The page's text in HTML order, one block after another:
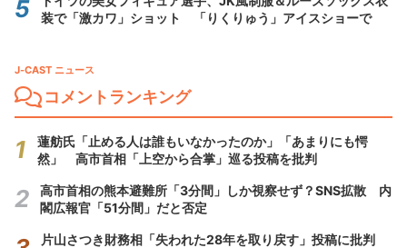
装で「激カワ」ショット 「りくりゅう」アイスショーで
J-CAST ニュース
コメントランキング
蓮舫氏「止める人は誰もいなかったのか」「あまりにも愕
然」 高市首相「上空から合掌」巡る投稿を批判
高市首相の熊本避難所「3分間」しか視察せず？SNS拡散 内
閣広報官「51分間」だと否定
片山さつき財務相「失われた28年を取り戻す」投稿に批判